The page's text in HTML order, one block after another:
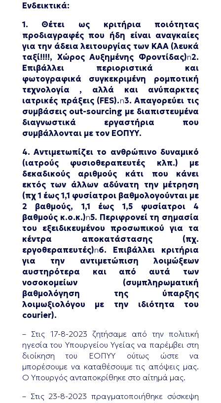
Ενδεικτικά:
1. Θέτει ως κριτήρια ποιότητας
προδιαγραφές που ήδη είναι αναγκαίες
για την άδεια λειτουργίας των ΚΑΑ (λευκά
ταξί!!!!, Χώρος Αυξημένης Φροντίδας)n2.
Επιβάλλει περιοριστικά και
φωτογραφικά συγκεκριμένη ρομποτική
τεχνολογία , αλλά και ανύπαρκτες
ιατρικές πράξεις (FES).n3. Απαγορεύει τις
συμβάσεις out-sourcing με διαπιστευμένα
διαγνωστικά εργαστήρια που
συμβάλλονται με τον ΕΟΠΥΥ.
4. Αντιμετωπίζει το ανθρώπινο δυναμικό
(ιατρούς φυσιοθεραπευτές κλπ.) με
δεκαδικούς αριθμούς κάτι που κάνει
εκτός των άλλων αδύνατη την μέτρηση
(πχ 1 έως 1,1 φυσίατροι βαθμολογούνται με
2 βαθμούς, 1,1 έως 1,5 φυσίατροι 4
βαθμούς κ.ο.κ.)n5. Περιφρονεί τη σημασία
του εξειδικευμένου προσωπικού για τα
κέντρα αποκατάστασης (πχ.
εργοθεραπευτές)n6. Επιβάλλει κριτήρια
για την αντιμετώπιση λοιμώξεων
αυστηρότερα και από αυτά των
νοσοκομείων (συμπληρωματική
βαθμολόγηση της ύπαρξης
λοιμωξιολόγου με την ιδιότητα του
courier).
– Στις 17-8-2023 ζητήσαμε από την πολιτική
ηγεσία του Υπουργείου Υγείας να παρέμβει στη
διοίκηση του ΕΟΠΥΥ ούτως ώστε να
μπορέσουμε να καταθέσουμε τις απόψεις μας.
Ο Υπουργός ανταποκρίθηκε στο αίτημά μας.
– Στις 23-8-2023 πραγματοποιήθηκε σύσκεψη